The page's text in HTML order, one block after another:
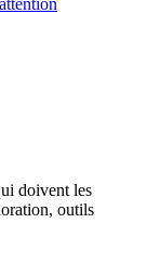
doivent les
outils